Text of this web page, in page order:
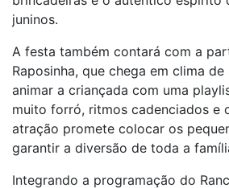
juninos.
A festa também contará com a
Raposinha, que chega em clima
animar a criançada com uma
muito forró, ritmos cadenciados e
atração promete colocar os
garantir a diversão de toda a
Integrando a programação do